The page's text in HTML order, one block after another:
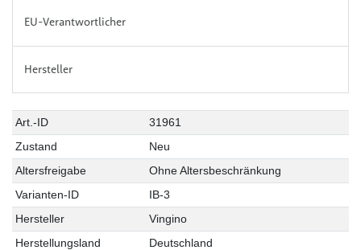
EU-Verantwortlicher
Hersteller
Art.-ID
31961
Zustand
Neu
Altersfreigabe
Ohne Altersbeschränkung
Varianten-ID
IB-3
Hersteller
Vingino
Herstellungsland
Deutschland